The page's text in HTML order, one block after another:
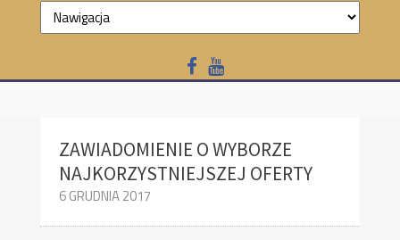
ZAWIADOMIENIE O WYBORZE
NAJKORZYSTNIEJSZEJ OFERTY
6 GRUDNIA 2017